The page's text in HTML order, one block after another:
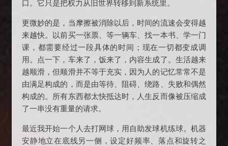
口。它只是把权力从旧世界转移到新系统里。
更微妙的是，当摩擦被消除以后，时间的流速会变得越
来越快。以前买一张票、等一辆车、找一本书、学一门
课，都需要经过一段具体的时间；现在一切都变成调
用。点一下，车来了，饭来了，内容生成了。生活越来
越顺滑，但顺滑并不等于充实，因为人的记忆常常不是
由满足构成的，而是由等待、阻碍、绕路、失败和偶然
构成的。所有东西都太快抵达时，人生反而像被压缩成
了一串没有重量的请求。
最近我开始一个人去打网球，用自助发球机练球。机器
安静地立在底线另一侧，设定好频率、落点和旋转之